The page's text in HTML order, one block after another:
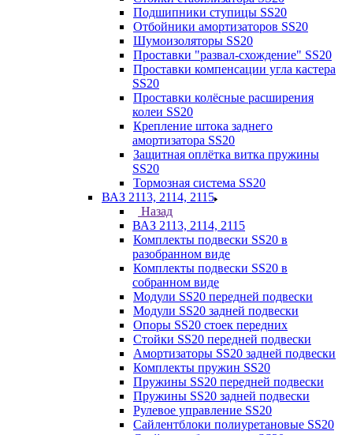
Подшипники ступицы SS20
Отбойники амортизаторов SS20
Шумоизоляторы SS20
Проставки "развал-схождение" SS20
Проставки компенсации угла кастера
SS20
Проставки колёсные расширения
колеи SS20
Крепление штока заднего
амортизатора SS20
Защитная оплётка витка пружины
SS20
Тормозная система SS20
ВАЗ 2113, 2114, 2115
Назад
ВАЗ 2113, 2114, 2115
Комплекты подвески SS20 в
разобранном виде
Комплекты подвески SS20 в
собранном виде
Модули SS20 передней подвески
Модули SS20 задней подвески
Опоры SS20 стоек передних
Стойки SS20 передней подвески
Амортизаторы SS20 задней подвески
Комплекты пружин SS20
Пружины SS20 передней подвески
Пружины SS20 задней подвески
Рулевое управление SS20
Сайлентблоки полиуретановые SS20